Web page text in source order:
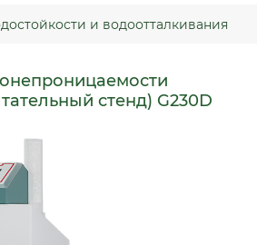
и водоотталкивания
стенд) G230D